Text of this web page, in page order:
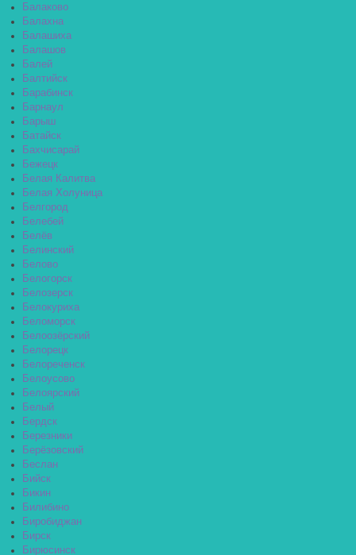
Балаково
Балахна
Балашиха
Балашов
Балей
Балтийск
Барабинск
Барнаул
Барыш
Батайск
Бахчисарай
Бежецк
Белая Калитва
Белая Холуница
Белгород
Белебей
Белёв
Белинский
Белово
Белогорск
Белозерск
Белокуриха
Беломорск
Белоозёрский
Белорецк
Белореченск
Белоусово
Белоярский
Белый
Бердск
Березники
Берёзовский
Беслан
Бийск
Бикин
Билибино
Биробиджан
Бирск
Бирюсинск